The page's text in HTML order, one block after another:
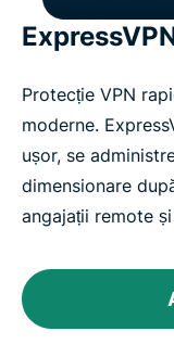
Protecție VPN
moderne.
ușor, se
dimensionare
angajații remote